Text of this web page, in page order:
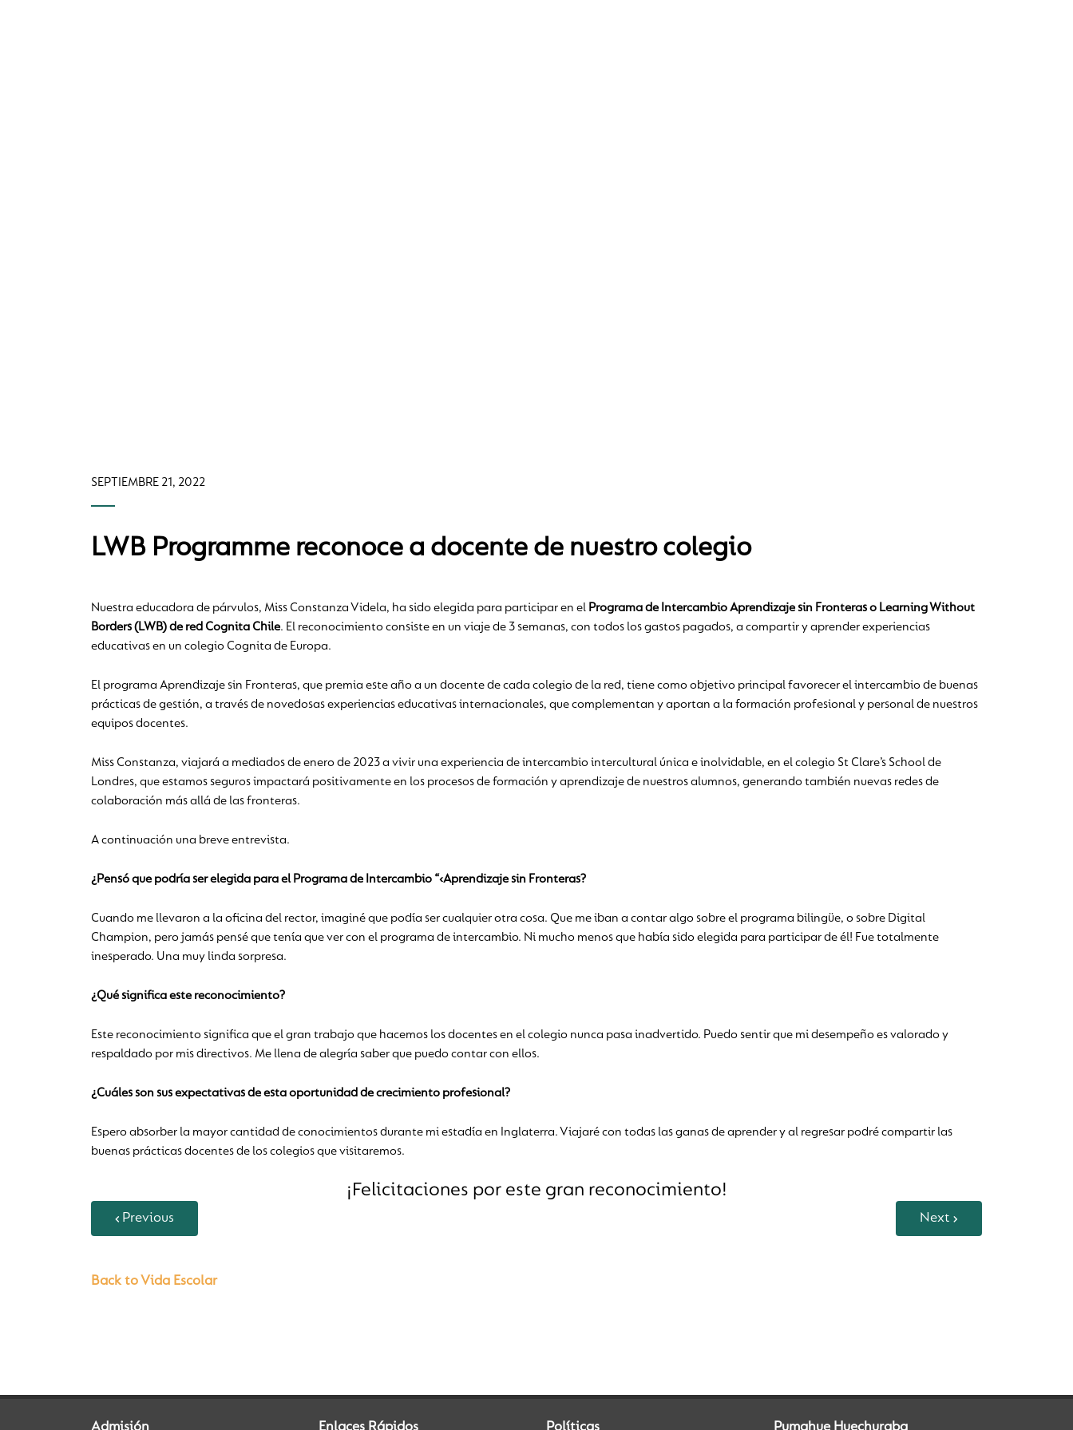
SEPTIEMBRE 21, 2022
LWB Programme reconoce a docente de nuestro colegio
Nuestra educadora de párvulos, Miss Constanza Videla, ha sido elegida para participar en el Programa de Intercambio Aprendizaje sin Fronteras o Learning Without
Borders (LWB) de red Cognita Chile. El reconocimiento consiste en un viaje de 3 semanas, con todos los gastos pagados, a compartir y aprender experiencias
educativas en un colegio Cognita de Europa.
El programa Aprendizaje sin Fronteras, que premia este año a un docente de cada colegio de la red, tiene como objetivo principal favorecer el intercambio de buenas
prácticas de gestión, a través de novedosas experiencias educativas internacionales, que complementan y aportan a la formación profesional y personal de nuestros
equipos docentes.
Miss Constanza, viajará a mediados de enero de 2023 a vivir una experiencia de intercambio intercultural única e inolvidable, en el colegio St Clare’s School de
Londres, que estamos seguros impactará positivamente en los procesos de formación y aprendizaje de nuestros alumnos, generando también nuevas redes de
colaboración más allá de las fronteras.
A continuación una breve entrevista.
¿Pensó que podría ser elegida para el Programa de Intercambio “‹Aprendizaje sin Fronteras?
Cuando me llevaron a la oficina del rector, imaginé que podía ser cualquier otra cosa. Que me iban a contar algo sobre el programa bilingüe, o sobre Digital
Champion, pero jamás pensé que tenía que ver con el programa de intercambio. Ni mucho menos que había sido elegida para participar de él! Fue totalmente
inesperado. Una muy linda sorpresa.
¿Qué significa este reconocimiento?
Este reconocimiento significa que el gran trabajo que hacemos los docentes en el colegio nunca pasa inadvertido. Puedo sentir que mi desempeño es valorado y
respaldado por mis directivos. Me llena de alegría saber que puedo contar con ellos.
¿Cuáles son sus expectativas de esta oportunidad de crecimiento profesional?
Espero absorber la mayor cantidad de conocimientos durante mi estadía en Inglaterra. Viajaré con todas las ganas de aprender y al regresar podré compartir las
buenas prácticas docentes de los colegios que visitaremos.
¡Felicitaciones por este gran reconocimiento!
Previous Next
Back to Vida Escolar